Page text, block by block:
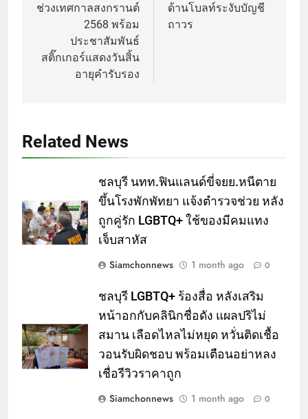
ช่วงเทศกาลสงกรานต์
2568 พร้อม
ประชาสัมพันธ์
สติ๊กเกอร์แสดงวันสิ้น
อายุคำรับรอง
ด้านโบลท์ระงับบัญชี
ถาวร
Related News
ชลบุรี นทท.ฟินแลนด์ขี่จยย.หนีตาย
ขึ้นโรงพักพัทยา แจ้งตำรวจช่วย หลัง
ถูกคู่รัก LGBTQ+ ใช้ของมีคมแทง
เจ็บสาหัส
Siamchonnews
1 month ago 0
ชลบุรี LGBTQ+ ร้องสื่อ หลังเสริม
หน้าอกกับคลินิกชื่อดัง แผลปริไม่
สมาน เลือดไหลไม่หยุด หวั่นติดเชื้อ
วอนรับผิดชอบ พร้อมเตือนอย่าหลง
เชื่อรีวิวราคาถูก
Siamchonnews
1 month ago 0